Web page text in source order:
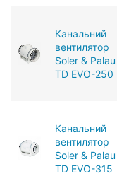
Канальний
вентилятор
Soler & Palau
TD EVO-250
Канальний
вентилятор
Soler & Palau
TD EVO-315